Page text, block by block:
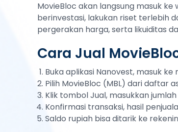
MovieBloc akan langsung masuk
berinvestasi, lakukan riset terlebih
pergerakan harga, serta likuiditas
Cara Jual
Buka aplikasi Nanovest, masuk
Pilih MovieBloc (MBL) dari daftar
Klik tombol Jual, masukkan
Konfirmasi transaksi, hasil
Saldo rupiah bisa ditarik ke